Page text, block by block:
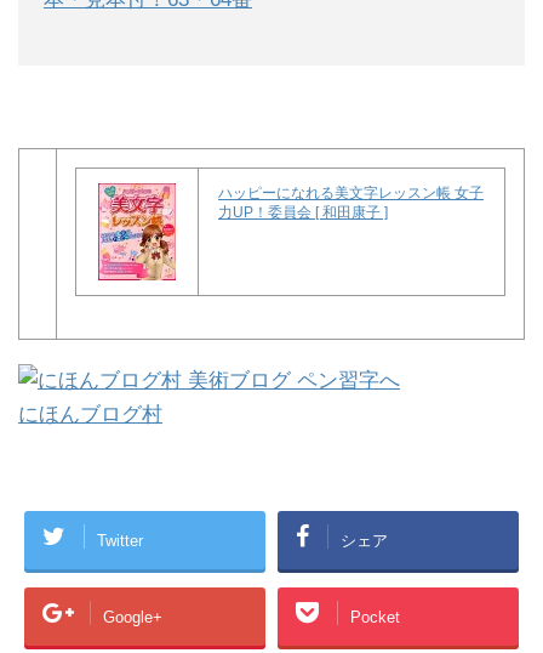
ハッピーになれる美文字レッスン帳 女子
力UP！委員会 [ 和田康子 ]
にほんブログ村
Twitter シェア
Google+ Pocket